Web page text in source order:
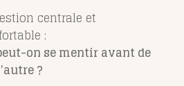
centrale et
:
on se mentir avant de
?